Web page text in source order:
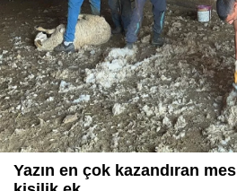
Yazın en çok kazandıran